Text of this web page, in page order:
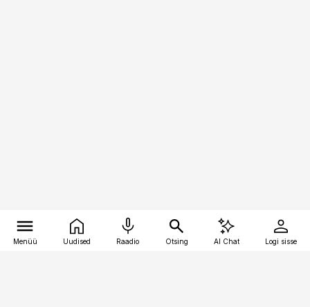
Menüü Uudised Raadio Otsing AI Chat Logi sisse